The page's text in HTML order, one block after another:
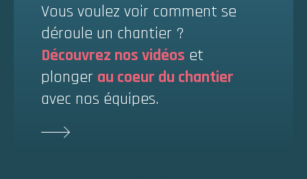
Vous voulez voir comment se
déroule un chantier ?
Découvrez nos vidéos et
plonger au coeur du chantier
avec nos équipes.